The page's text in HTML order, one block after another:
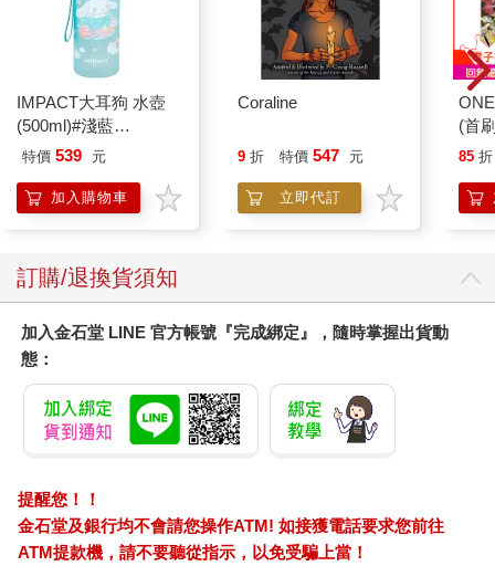
IMPACT大耳狗 水壺
(500ml)#淺藍
IMCMB01LB
特價 539 元
加入購物車
Coraline
9 折 特價 547 元
立即代訂
(首
85 折
訂購/退換貨須知
加入金石堂 LINE 官方帳號『完成綁定』，隨時掌握出貨動
態：
提醒您！！
金石堂及銀行均不會請您操作ATM! 如接獲電話要求您前往
ATM提款機，請不要聽從指示，以免受騙上當！